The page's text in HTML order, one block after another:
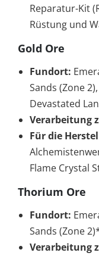
Reparatur-Kit
Rüstung und
Gold Ore
Fundort:
Sands (Zone
Devastated
Verarbeitung
Für die
Flame Crystal
Thorium Ore
Fundort:
Sands (Zone
Verarbeitung